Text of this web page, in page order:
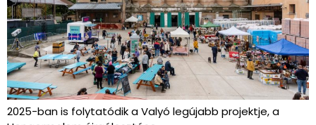
2025-ban is folytatódik a Valyó legújabb projektje, a